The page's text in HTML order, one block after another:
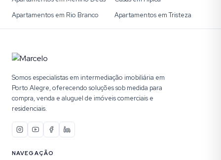
Apartamentos em Rio Branco
Apartamentos em Tristeza
Somos especialistas em intermediação imobiliária em
Porto Alegre, oferecendo soluções sob medida para
compra, venda e aluguel de imóveis comerciais e
residenciais.
NAVEGAÇÃO